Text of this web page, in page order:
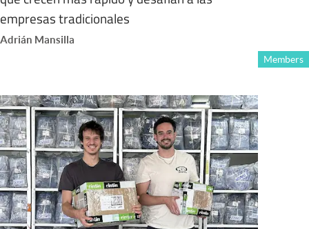
empresas tradicionales
Adrián Mansilla
Members